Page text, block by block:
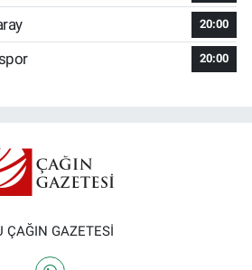
20:00
20:00
ÇAĞIN GAZETESİ